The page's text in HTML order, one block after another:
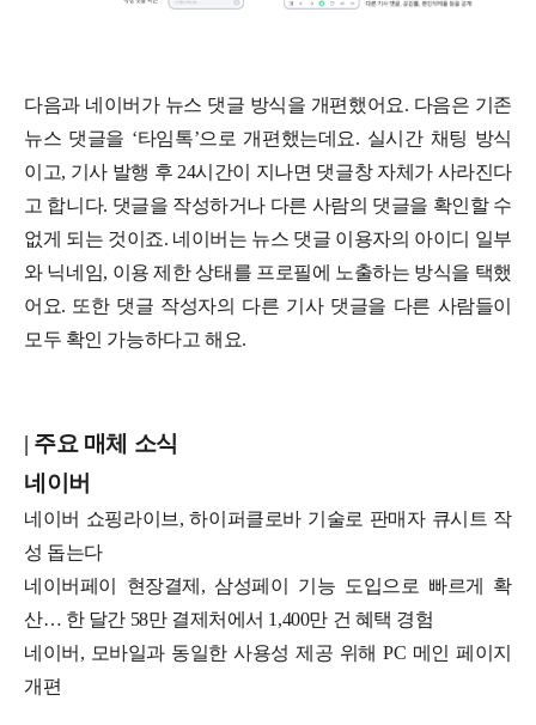
다음과 네이버가 뉴스 댓글 방식을 개편했어요. 다음은 기존
뉴스 댓글을 ‘타임톡’으로 개편했는데요. 실시간 채팅 방식
이고, 기사 발행 후 24시간이 지나면 댓글창 자체가 사라진다
고 합니다. 댓글을 작성하거나 다른 사람의 댓글을 확인할 수
없게 되는 것이죠. 네이버는 뉴스 댓글 이용자의 아이디 일부
와 닉네임, 이용 제한 상태를 프로필에 노출하는 방식을 택했
어요. 또한 댓글 작성자의 다른 기사 댓글을 다른 사람들이
모두 확인 가능하다고 해요.
| 주요 매체 소식
네이버
네이버 쇼핑라이브, 하이퍼클로바 기술로 판매자 큐시트 작
성 돕는다
네이버페이 현장결제, 삼성페이 기능 도입으로 빠르게 확
산… 한 달간 58만 결제처에서 1,400만 건 혜택 경험
네이버, 모바일과 동일한 사용성 제공 위해 PC 메인 페이지
개편